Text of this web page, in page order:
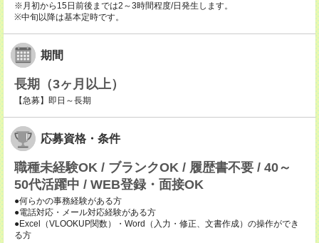
※月初から15日前後までは2～3時間程度/日発生します。
※中旬以降は基本定時です。
期間
長期（3ヶ月以上）
【急募】即日～長期
応募資格・条件
職種未経験OK / ブランクOK / 履歴書不要 / 40～
50代活躍中 / WEB登録・面接OK
●何らかの事務経験がある方
●電話対応・メール対応経験がある方
●Excel（VLOOKUP関数）・Word（入力・修正、文書作成）の操作ができ
る方